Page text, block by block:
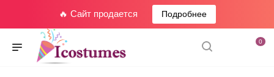
🔥 Сайт продается Подробнее
0